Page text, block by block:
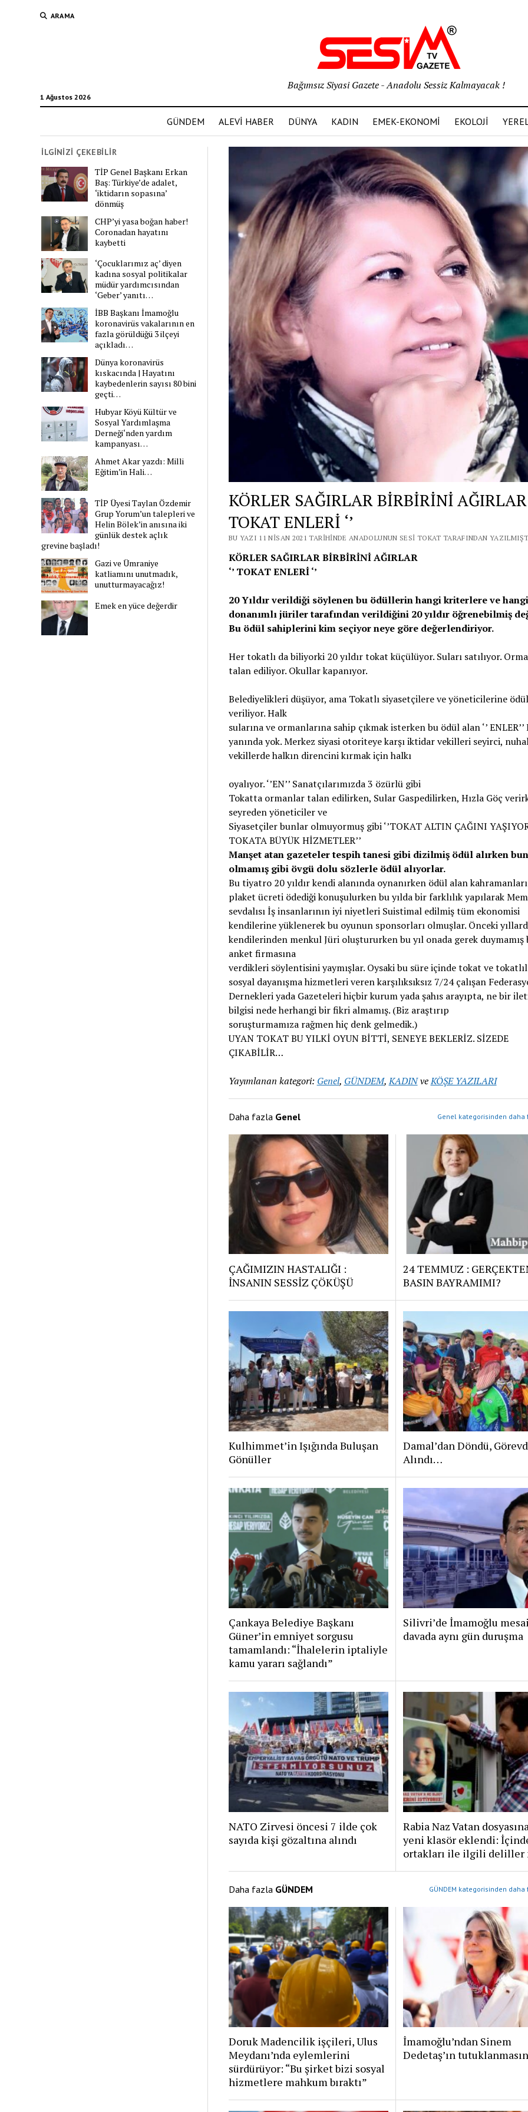
ARAMA
1 Ağustos 2026
Bağımsız Siyasi Gazete - Anadolu Sessiz Kalmayacak !
GÜNDEM ALEVİ HABER DÜNYA KADIN EMEK-EKONOMİ EKOLOJİ
İLGİNİZİ ÇEKEBİLİR
TİP Genel Başkanı Erkan
Baş: Türkiye’de adalet,
‘iktidarın sopasına’
dönmüş
CHP’yi yasa boğan haber!
Coronadan hayatını
kaybetti
‘Çocuklarımız aç’ diyen
kadına sosyal politikalar
müdür yardımcısından
‘Geber’ yanıtı…
İBB Başkanı İmamoğlu
koronavirüs vakalarının en
fazla görüldüğü 3 ilçeyi
açıkladı…
Dünya koronavirüs
kıskacında | Hayatını
kaybedenlerin sayısı 80 bini
geçti…
Hubyar Köyü Kültür ve
Sosyal Yardımlaşma
Derneği‘nden yardım
kampanyası…
Ahmet Akar yazdı: Milli
Eğitim’in Hali…
TİP Üyesi Taylan Özdemir
Grup Yorum’un talepleri ve
Helin Bölek’in anısına iki
günlük destek açlık
grevine başladı!
Gazi ve Ümraniye
katliamını unutmadık,
unutturmayacağız!
Emek en yüce değerdir
KÖRLER SAĞIRLAR BİRBİRİNİ AĞIRLAR
TOKAT ENLERİ ‘’
BU YAZI 11 NISAN 2021 TARIHINDE ANADOLUNUN SESI TOKAT TARAFINDAN
KÖRLER SAĞIRLAR BİRBİRİNİ AĞIRLAR
‘’ TOKAT ENLERİ ‘’
20 Yıldır verildiği söylenen bu ödüllerin hangi kriterlere ve hangi
donanımlı jüriler tarafındanverildiğini 20 yıldır öğrenebilmiş
Bu ödül sahiplerini kim seçiyor neye göre değerlendiriyor.
Her tokatlı da biliyorki 20 yıldır tokat küçülüyor. Suları satılıyor.
talan ediliyor. Okullar kapanıyor.
Belediyelikleri düşüyor, ama Tokatlı siyasetçilere ve yöneticilerine
veriliyor. Halk
sularına ve ormanlarına sahip çıkmak isterken bu ödül alan ‘’ ENLER’’
yanında yok. Merkez siyasi otoriteye karşı iktidar vekilleri seyirci,
vekillerde halkın direncini kırmak için halkı
oyalıyor. ‘’EN’’ Sanatçılarımızda 3 özürlü gibi
Tokatta ormanlar talan edilirken, Sular Gaspedilirken, Hızla Göç
seyreden yöneticiler ve
Siyasetçiler bunlar olmuyormuş gibi ‘’TOKAT ALTIN ÇAĞINI
TOKATA BÜYÜK HİZMETLER’’
Manşet atan gazeteler tespih tanesi gibi dizilmiş ödül alırken
olmamış gibi övgü dolu sözlerle ödül alıyorlar.
Bu tiyatro 20 yıldır kendi alanında oynanırken ödül alan
plaket ücreti ödediği konuşulurken bu yılda bir farklılık yapılarak
sevdalısı İş insanlarının iyi niyetleri Suistimal edilmiş tüm ekonomisi
kendilerine yüklenerek bu oyunun sponsorları olmuşlar. Önceki
kendilerinden menkul Jüri oluştururken bu yıl onada gerek duymamış
anket firmasına
verdikleri söylentisini yaymışlar. Oysaki bu süre içinde tokat ve
sosyal dayanışma hizmetleri veren karşılıksıksız 7/24 çalışan
Dernekleri yada Gazeteleri hiçbir kurum yada şahıs arayıpta, ne bir
bilgisi nede herhangi bir fikri almamış. (Biz araştırıp
soruşturmamıza rağmen hiç denk gelmedik.)
UYAN TOKAT BU YILKİ OYUN BİTTİ, SENEYE BEKLERİZ. SİZEDE
ÇIKABİLİR…
Yayımlanan kategori: Genel, GÜNDEM,KADINveKÖŞE YAZILARI
Daha fazla Genel Genel kategorisinden daha
ÇAĞIMIZIN HASTALIĞI :
İNSANIN SESSİZ ÇÖKÜŞÜ
24 TEMMUZ :
BASIN BAYRAMIMI?
Kulhimmet’in Işığında Buluşan
Gönüller
Damal’dan Döndü,
Alındı…
Çankaya Belediye Başkanı
Güner’in emniyet sorgusu
tamamlandı: “İhalelerin iptaliyle
kamu yararı sağlandı”
Silivri’de İmamoğlu
davada aynı gün duruşma
NATO Zirvesi öncesi 7 ilde çok
sayıda kişi gözaltına alındı
Rabia Naz Vatan
yeni klasör eklendi:
ortakları ile ilgili deliller
Daha fazla GÜNDEM GÜNDEM kategorisinden daha
Doruk Madencilik işçileri, Ulus
Meydanı’nda eylemlerini
sürdürüyor: “Bu şirket bizi sosyal
hizmetlere mahkum bıraktı”
İmamoğlu’ndan Sinem
Dedetaş’ın